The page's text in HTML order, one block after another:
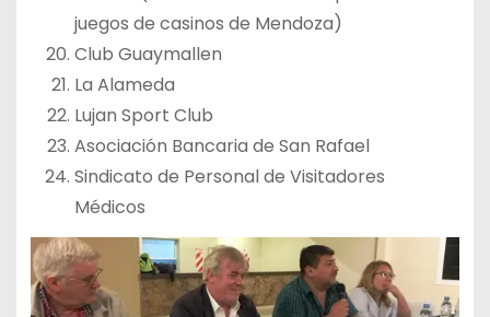
juegos de casinos de Mendoza)
Club Guaymallen
La Alameda
Lujan Sport Club
Asociación Bancaria de San Rafael
Sindicato de Personal de Visitadores
Médicos